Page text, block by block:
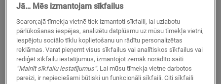
VINILA AKSESUĀRI INCIZO PROFILS QSVINCP40199
Skaista apdare
Jūsu vinila grīdai
Krāsas pieskaņotas jūsu grīdai
Ņemiet vērā izplešanās savienojumus
Jā… Mēs izmantojam sīkfailus
Scaron;ajā tīmekļa vietnē tiek izmantoti sīkfaili, lai uzlabotu
pārlūkošanas iespējas, analizētu datplūsmu uz mūsu tīmekļa vietni,
iespējotu sociālo tīklu koplietošanu un rādītu personalizētas
reklāmas. Varat pieņemt visus sīkfailus vai analītiskos sīkfailus vai
rediģēt sīkfailu iestatījumus, izmantojot zemāk norādīto saiti
“Mainīt sīkfailu iestatījumus”. Lai mūsu tīmekļa vietne darbotos
pareizi, ir nepieciešami būtiski un funkcionāli sīkfaili. Citi sīkfaili